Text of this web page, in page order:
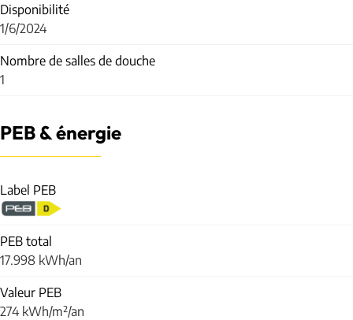
Disponibilité
1/6/2024
Nombre de salles de douche
1
PEB & énergie
Label PEB
PEB total
17.998 kWh/an
Valeur PEB
274 kWh/m²/an